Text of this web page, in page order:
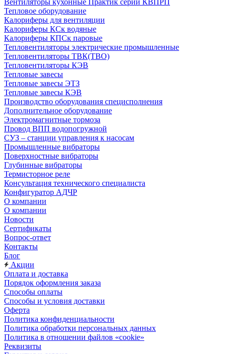
Вентиляторы кухонные Практик серии КВПРП
Тепловое оборудование
Калориферы для вентиляции
Калориферы КСк водяные
Калориферы КПСк паровые
Тепловентиляторы электрические промышленные
Тепловентиляторы ТВК(ТВО)
Тепловентиляторы КЭВ
Тепловые завесы
Тепловые завесы ЭТЗ
Тепловые завесы КЭВ
Производство оборудования специсполнения
Дополнительное оборудование
Электромагнитные тормоза
Провод ВПП водопогружной
СУЗ – станции управления к насосам
Промышленные вибраторы
Поверхностные вибраторы
Глубинные вибраторы
Термисторное реле
Консультация технического специалиста
Конфигуратор АДЧР
О компании
О компании
Новости
Сертификаты
Вопрос-ответ
Контакты
Блог
Акции
Оплата и доставка
Порядок оформления заказа
Способы оплаты
Способы и условия доставки
Оферта
Политика конфиденциальности
Политика обработки персональных данных
Политика в отношении файлов «cookie»
Реквизиты